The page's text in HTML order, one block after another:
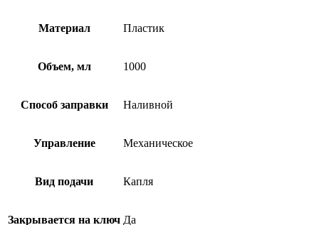
Материал Пластик
Объем, мл 1000
Способ заправки Наливной
Управление Механическое
Вид подачи Капля
Закрывается на ключ Да